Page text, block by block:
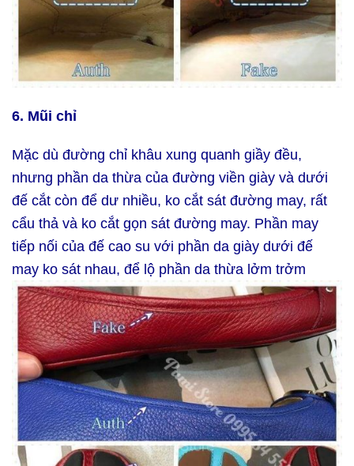
6. Mũi chỉ
Mặc dù đường chỉ khâu xung quanh giầy đều,
nhưng phần da thừa của đường viền giày và dưới
đế cắt còn để dư nhiều, ko cắt sát đường may, rất
cẩu thả và ko cắt gọn sát đường may. Phần may
tiếp nối của đế cao su với phần da giày dưới đế
may ko sát nhau, để lộ phần da thừa lởm trởm